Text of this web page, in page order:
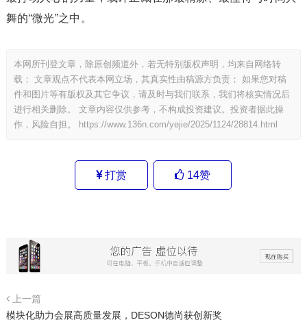
舞的“微光”之中。
本网所刊登文章，除原创频道外，若无特别版权声明，均来自网络转
载； 文章观点不代表本网立场，其真实性由稿源方负责； 如果您对稿
件和图片等有版权及其它争议，请及时与我们联系，我们将核实情况后
进行相关删除。 文章内容仅供参考，不构成投资建议。投资者据此操
作，风险自担。
https://www.136n.com/yejie/2025/1124/28814.html
打赏 14赞
上一篇
模块化助力会展高质量发展，DESON德尚获创新奖